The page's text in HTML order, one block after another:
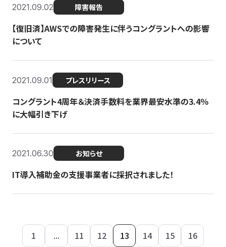
2021.09.02 障害報告
【復旧済】AWSでの障害発生に伴うコングラントへの影響
について
2021.09.01 プレスリリース
コングラント4周年＆決済手数料を業界最安水準の3.4％
に大幅引き下げ
2021.06.30 お知らせ
IT導入補助金の支援事業者に採択されました！
1 ... 11 12 13 14 15 16